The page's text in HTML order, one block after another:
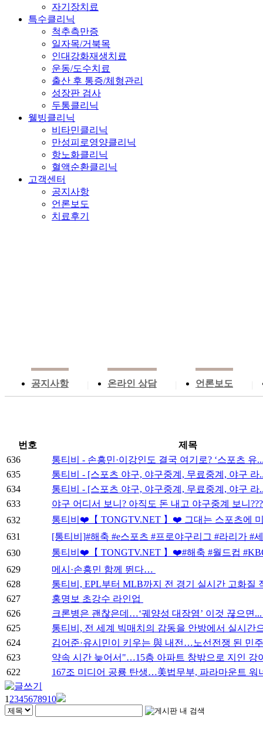
자기장치료
특수클리닉
척추측만증
일자목/거북목
인대강화재생치료
운동/도수치료
출산 후 통증/체형관리
성장판 검사
두통클리닉
웰빙클리닉
비타민클리닉
만성피로영양클리닉
항노화클리닉
혈액순환클리닉
고객센터
공지사항
언론보도
치료후기
공지사항 온라인 상담 언론보도
번호
제목
636
통티비 - 손흥민·이강인도 결국 여기로? ‘스포츠 유
635
통티비 - [스포츠 야구, 야구중계, 무료중계, 야구 라
634
통티비 - [스포츠 야구, 야구중계, 무료중계, 야구 라
633
야구 어디서 보니? 아직도 돈 내고 야구중계 보니
632
통티비❤️【 TONGTV.NET 】❤️ 그대는 스포츠에
631
[통티비]#해축 #e스포츠 #프로야구리그 #라리가 #
630
통티비❤️【 TONGTV.NET 】❤️#해축 #월드컵
629
메시·손흥민 함께 뛴다…
628
통티비, EPL부터 MLB까지 전 경기 실시간 고화질
627
홍명보 초강수 라인업
626
크론병은 괜찮은데…‘궤양성 대장염’ 이것 끊으면
625
통티비, 전 세계 빅매치의 감동을 안방에서 실시간
624
김어준·유시민이 키우는 與 내전…노선전쟁 된 민
623
약속 시간 늦어서"…15층 아파트 창밖으로 지인 강
622
167조 미디어 공룡 탄생…美법무부, 파라마운트 워
1 2345678910